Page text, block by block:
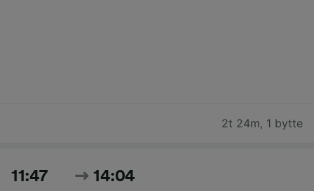
2t 24m, 1 bytte
11:47 14:04